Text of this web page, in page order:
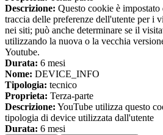
Descrizione: Questo cookie è impostato
traccia delle preferenze dell'utente per i
nei siti; può anche determinare se il
utilizzando la nuova o la vecchia
Youtube.
Durata: 6 mesi
Nome: DEVICE_INFO
Tipologia: tecnico
Proprieta: Terza-parte
Descrizione: YouTube utilizza questo
tipologia di device utilizzata dall'utente
Durata: 6 mesi